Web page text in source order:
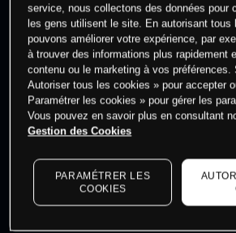
Les prix sont indicatifs.Connectez-
dernières données du marché.
Log
service, nous collectons des données pour
les gens utilisent le site. En autorisant tous
pouvons améliorer votre expérience, par
à trouver des informations plus rapidement
contenu ou le marketing à vos préférences.
Autoriser tous les cookies » pour accepter
Paramétrer les cookies » pour gérer les
Vous pouvez en savoir plus en consultant
Gestion des Cookies
PARAMÉTRER LES
COOKIES